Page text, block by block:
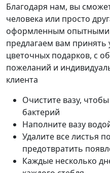
Благодаря нам, вы
человека или просто
оформленным
предлагаем вам принять
цветочных подарков, с
пожеланий и
клиента
Очистите вазу,
бактерий
Наполните вазу
Удалите все листья
предотвратить
Каждые несколько